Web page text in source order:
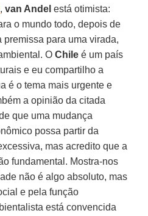
,van Andel está otimista:
o mundo todo, depois de
premissa para uma virada,
OChile é um país
e eu compartilho a
é o tema mais urgente e
a opinião da citada
que uma mudança
possa partir da
mas acredito que a
fundamental. Mostra-nos
não é algo absoluto, mas
e pela função
está convencida